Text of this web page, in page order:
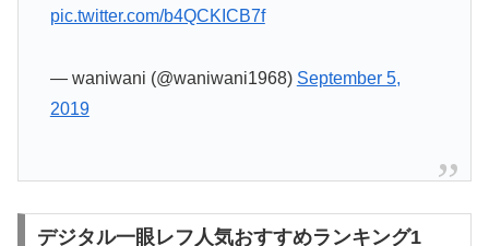
pic.twitter.com/b4QCKICB7f
— waniwani (@waniwani1968) September 5,
2019
デジタル一眼レフ人気おすすめランキング1